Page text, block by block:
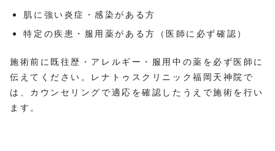
肌に強い炎症・感染がある方
特定の疾患・服用薬がある方（医師に必ず確認）
施術前に既往歴・アレルギー・服用中の薬を必ず医師に
伝えてください。レナトゥスクリニック福岡天神院で
は、カウンセリングで適応を確認したうえで施術を行い
ます。